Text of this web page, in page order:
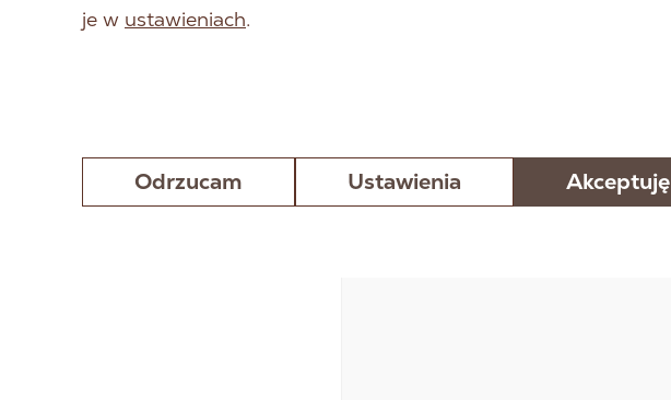
je w ustawieniach.
Akceptuję
Odrzucam Ustawienia